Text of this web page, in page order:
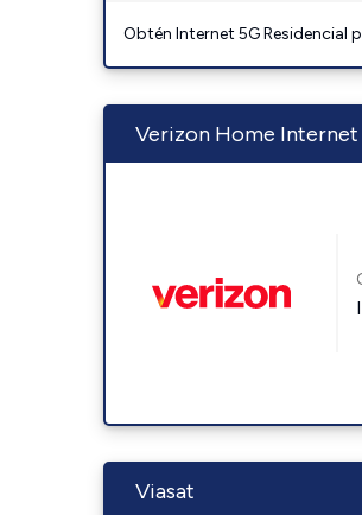
Obtén Internet 5G Residencial
Verizon Home Internet
Viasat